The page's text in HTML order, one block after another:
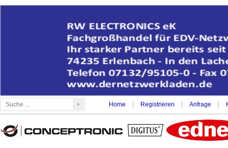
Home Registrieren Anfrage